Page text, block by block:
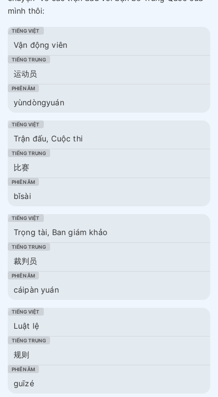
mình thôi:
Vận động viên
运动员
yùndòngyuán
Trận đấu, Cuộc thi
比赛
bǐsài
Trọng tài, Ban giám khảo
裁判员
cáipàn yuán
Luật lệ
规则
guīzé